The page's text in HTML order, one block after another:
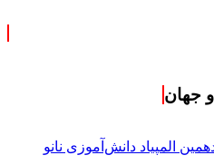
جهان
المپیاد دانش‌آموزی نانو